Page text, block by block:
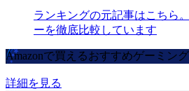
ランキングの元記事はこちら
ーを徹底比較しています
Amazonで買えるおすすめゲーミン
詳細を見る